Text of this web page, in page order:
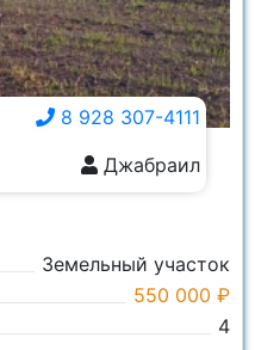
Земельный участок
550 000 ₽
4
8 928 307-4111
Джабраил